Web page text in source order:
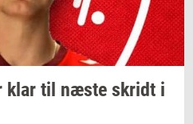
klar til næste skridt i